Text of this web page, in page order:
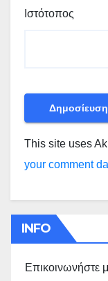
Ιστότοπος
This site uses
your comment
INFO
Επικοινωνήστε